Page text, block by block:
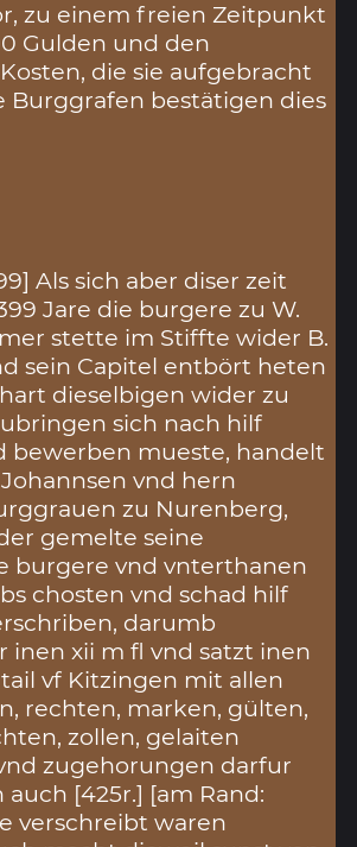
zu einem freien Zeitpunkt
Gulden und den
die sie aufgebracht
Burggrafen bestätigen dies
Als sich aber diser zeit
Jare die burgere zu W.
stette im Stiffte wider B.
sein Capitel entbört heten
dieselbigen wider zu
sich nach hilf
bewerben mueste, handelt
vnd hern
zu Nurenberg,
gemelte seine
burgere vnd vnterthanen
chosten vnd schad hilf
darumb
inen xii m fl vnd satzt inen
vf Kitzingen mit allen
rechten, marken, gülten,
zollen, gelaiten
zugehorungen darfur
auch [425r.] [am Rand:
verschreibt waren